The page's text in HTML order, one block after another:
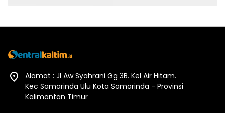
Alamat : Jl Aw Syahrani Gg 3B. Kel Air Hitam.
Kec Samarinda Ulu Kota Samarinda - Provinsi
Kalimantan Timur